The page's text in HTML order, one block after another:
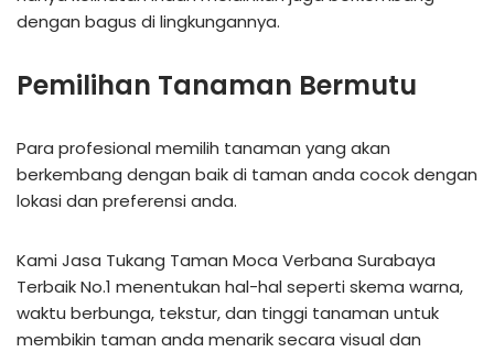
dengan bagus di lingkungannya.
Pemilihan Tanaman Bermutu
Para profesional memilih tanaman yang akan
berkembang dengan baik di taman anda cocok dengan
lokasi dan preferensi anda.
Kami Jasa Tukang Taman Moca Verbana Surabaya
Terbaik No.1 menentukan hal-hal seperti skema warna,
waktu berbunga, tekstur, dan tinggi tanaman untuk
membikin taman anda menarik secara visual dan